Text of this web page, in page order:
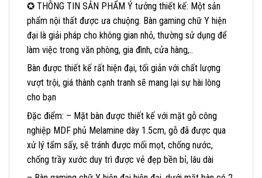
✪ THÔNG TIN SẢN PHẨM Ý tưởng thiết kế: Một sản
phẩm nội thất được ưa chuộng. Bàn gaming chữ Y hiện
đại là giải pháp cho không gian nhỏ, thường sử dụng để
làm việc trong văn phòng, gia đình, cửa hàng,..
Bàn được thiết kế rất hiện đại, tối giản với chất lượng
vượt trội, giá thành cạnh tranh sẽ mang lại sự hài lòng
cho bạn
Đặc điểm: – Mặt bàn được thiết kế với mặt gỗ công
nghiệp MDF phủ Melamine dày 1.5cm, gỗ đã được qua
xử lý tẩm sấy, sẽ tránh được mối mọt, chống nước,
chống trầy xước duy trì được vẻ đẹp bền bỉ, lâu dài